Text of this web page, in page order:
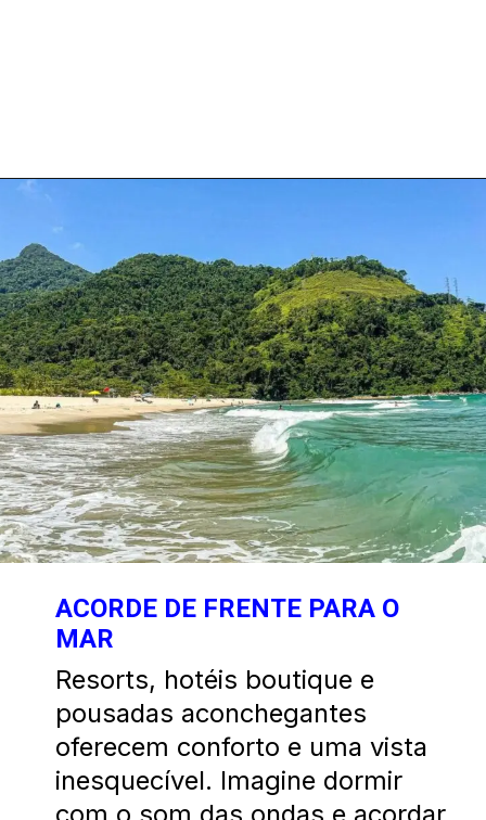
Resorts, hotéis boutique e
pousadas aconchegantes
oferecem conforto e uma vista
inesquecível. Imagine dormir
ACORDE DE FRENTE PARA O
MAR